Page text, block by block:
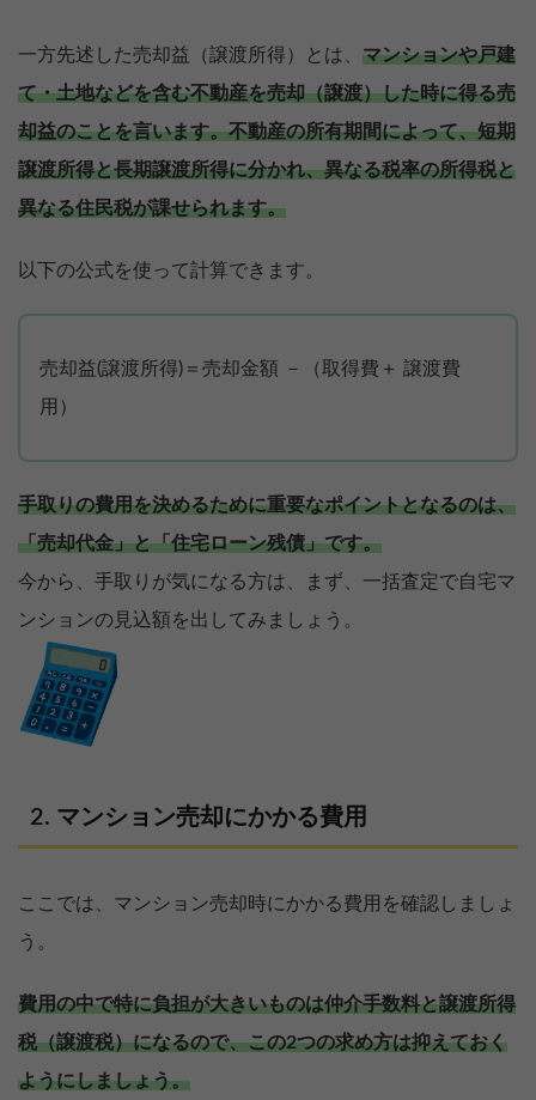
一方先述した売却益（譲渡所得）とは、 マンションや戸建
て・土地などを含む不動産を売却（譲渡）した時に得る売
却益のことを言います。不動産の所有期間によって、短期
譲渡所得と長期譲渡所得に分かれ、異なる税率の所得税と
異なる住民税が課せられます。
以下の公式を使って計算できます。
売却益(譲渡所得)＝売却金額 －（取得費＋ 譲渡費
用）
手取りの費用を決めるために重要なポイントとなるのは、
「売却代金」と「住宅ローン残債」です。
今から、手取りが気になる方は、まず、一括査定で自宅マ
ンションの見込額を出してみましょう。
マンション売却にかかる費用
ここでは、マンション売却時にかかる費用を確認しましょ
う。
費用の中で特に負担が大きいものは仲介手数料と譲渡所得
税（譲渡税）になるので、この2つの求め方は抑えておく
ようにしましょう。